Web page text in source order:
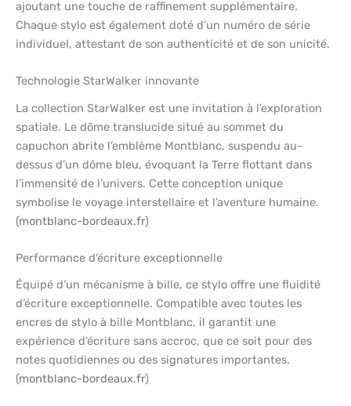
ajoutant une touche de raffinement supplémentaire.
Chaque stylo est également doté d’un numéro de série
individuel, attestant de son authenticité et de son unicité.
Technologie StarWalker innovante
La collection StarWalker est une invitation à l’exploration
spatiale. Le dôme translucide situé au sommet du
capuchon abrite l’emblème Montblanc, suspendu au-
dessus d’un dôme bleu, évoquant la Terre flottant dans
l’immensité de l’univers. Cette conception unique
symbolise le voyage interstellaire et l’aventure humaine.
(montblanc-bordeaux.fr)
Performance d’écriture exceptionnelle
Équipé d’un mécanisme à bille, ce stylo offre une fluidité
d’écriture exceptionnelle. Compatible avec toutes les
encres de stylo à bille Montblanc, il garantit une
expérience d’écriture sans accroc, que ce soit pour des
notes quotidiennes ou des signatures importantes.
(montblanc-bordeaux.fr)